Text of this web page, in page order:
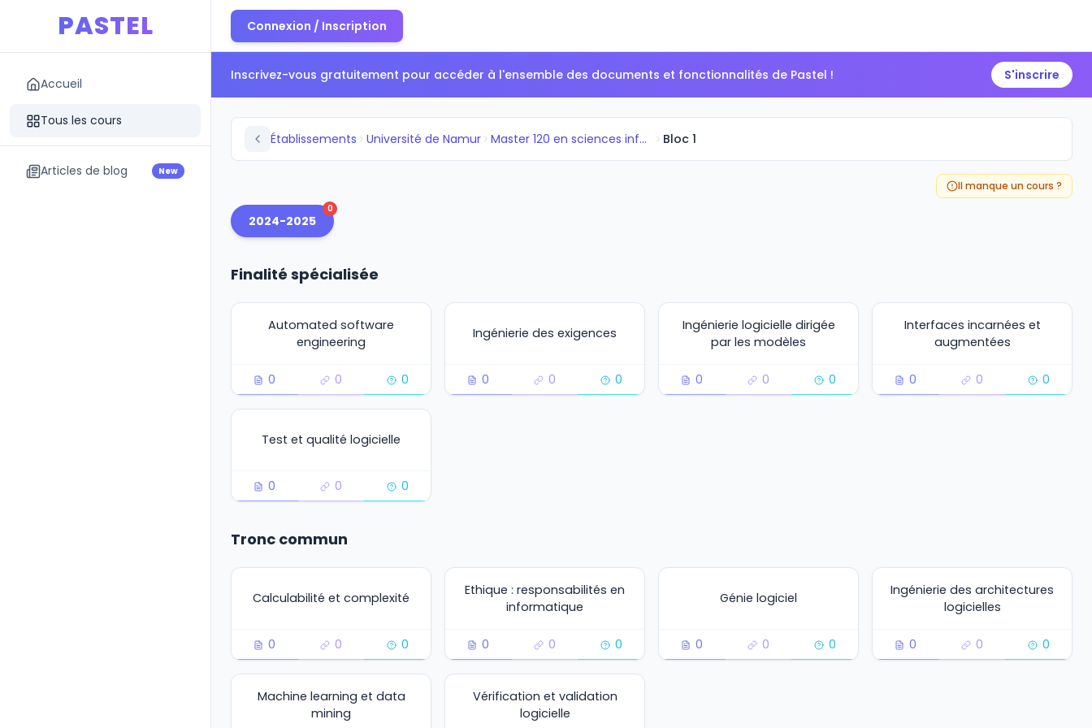
PASTEL
Accueil
Tous les cours
Articles de blog New
Connexion / Inscription
Inscrivez-vous gratuitement pour accéder à l'ensemble des documents et fonctionnalités de Pastel ! S'inscrire
Établissements Université de Namur Master 120 en sciences informa... Bloc 1
Il manque un cours ?
2024-2025
0
Finalité spécialisée
Automated software
engineering
0 0 0
Ingénierie des exigences
0 0 0
Ingénierie logicielle dirigée
par les modèles
0 0 0
Interfaces incarnées et
augmentées
0 0 0
Test et qualité logicielle
0 0 0
Tronc commun
Calculabilité et complexité
0 0 0
Ethique : responsabilités en
informatique
0 0 0
Génie logiciel
0 0 0
Ingénierie des architectures
logicielles
0 0 0
Machine learning et data
mining
Vérification et validation
logicielle